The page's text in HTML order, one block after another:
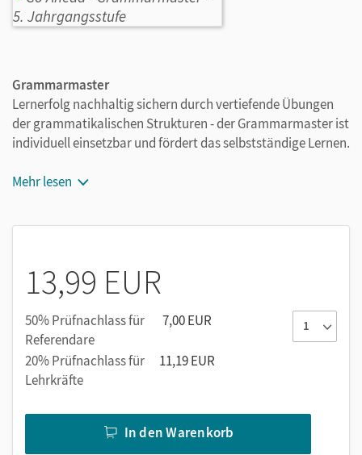
Grammarmaster
Lernerfolg nachhaltig sichern durch vertiefende Übungen
der grammatikalischen Strukturen - der Grammarmaster ist
individuell einsetzbar und fördert das selbstständige Lernen.
Alle Grammatikregeln des Schulbuchs, übersichtlich
Mehr lesen
13,99 EUR
50% Prüfnachlass für
Referendare
7,00 EUR
20% Prüfnachlass für
Lehrkräfte
11,19 EUR
In den Warenkorb